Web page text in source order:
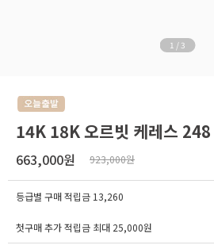
1 / 3
14K 18K 오르빗 케레스 248
663,000원 923,000원
등급별 구매 적립금 13,260
첫구매 추가 적립금 최대 25,000원